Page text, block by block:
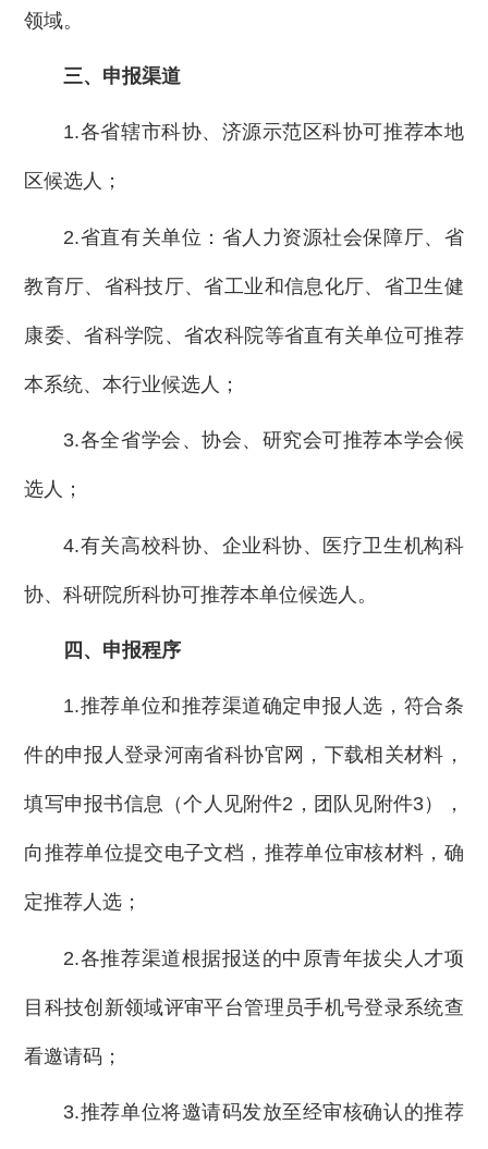
领域。
三、申报渠道
1.各省辖市科协、济源示范区科协可推荐本地
区候选人；
2.省直有关单位：省人力资源社会保障厅、省
教育厅、省科技厅、省工业和信息化厅、省卫生健
康委、省科学院、省农科院等省直有关单位可推荐
本系统、本行业候选人；
3.各全省学会、协会、研究会可推荐本学会候
选人；
4.有关高校科协、企业科协、医疗卫生机构科
协、科研院所科协可推荐本单位候选人。
四、申报程序
1.推荐单位和推荐渠道确定申报人选，符合条
件的申报人登录河南省科协官网，下载相关材料，
填写申报书信息（个人见附件2，团队见附件3），
向推荐单位提交电子文档，推荐单位审核材料，确
定推荐人选；
2.各推荐渠道根据报送的中原青年拔尖人才项
目科技创新领域评审平台管理员手机号登录系统查
看邀请码；
3.推荐单位将邀请码发放至经审核确认的推荐